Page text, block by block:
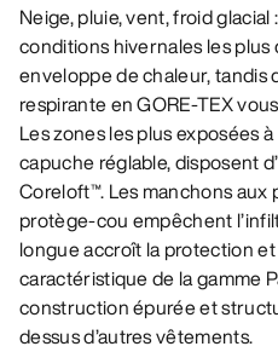
Neige, pluie, vent, froid glacial
conditions hivernales les plus
enveloppe de chaleur, tandis
respirante en GORE-TEX
Les zones les plus exposées
capuche réglable, disposent
Coreloft™. Les manchons aux
protège-cou empêchent
longue accroît la protection
caractéristique de la gamme
construction épurée et
dessus d’autres vêtements.